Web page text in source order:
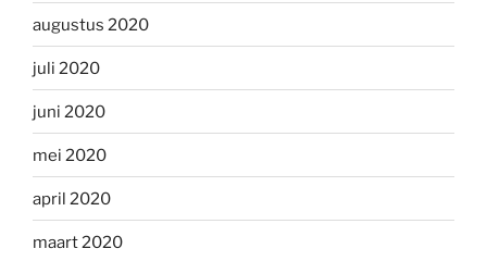
augustus 2020
juli 2020
juni 2020
mei 2020
april 2020
maart 2020